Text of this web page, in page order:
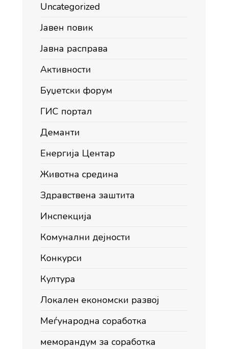
Uncategorized
Јавен повик
Јавна расправа
Активности
Буџетски форум
ГИС портал
Деманти
Енергија Центар
Животна средина
Здравствена заштита
Инспекција
Комунални дејности
Конкурси
Култура
Локален економски развој
Меѓународна соработка
меморандум за соработка